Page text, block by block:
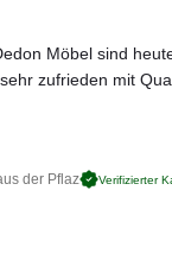
Gestell des
mit der
Schirmdach auf
Sombrano in
JETZT MUSTER
Möbel sind
zufrieden mit
der Pflaz Verifizierter